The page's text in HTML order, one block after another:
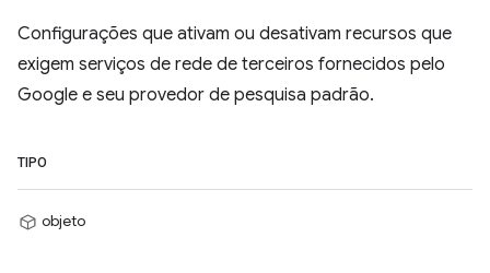
Configurações que ativam ou desativam recursos que
exigem serviços de rede de terceiros fornecidos pelo
Google e seu provedor de pesquisa padrão.
TIPO
objeto